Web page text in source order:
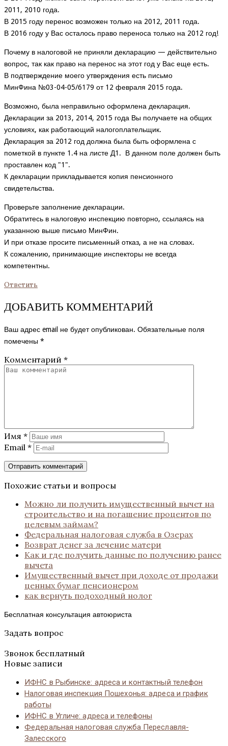
2011, 2010 года.
В 2015 году перенос возможен только на 2012, 2011 года.
В 2016 году у Вас осталось право переноса только на 2012 год!
Почему в налоговой не приняли декларацию — действительно
вопрос, так как право на перенос на этот год у Вас еще есть.
В подтверждение моего утверждения есть письмо
МинФина №03-04-05/6179 от 12 февраля 2015 года.
Возможно, была неправильно оформлена декларация.
Декларации за 2013, 2014, 2015 года Вы получаете на общих
условиях, как работающий налогоплательщик.
Декларация за 2012 год должна была быть оформлена с
пометкой в пункте 1.4 на листе Д1. В данном поле должен быть
проставлен код "1".
К декларации прикладывается копия пенсионного
свидетельства.
Проверьте заполнение декларации.
Обратитесь в налоговую инспекцию повторно, ссылаясь на
указанною выше письмо МинФин.
И при отказе просите письменный отказ, а не на словах.
К сожалению, принимающие инспекторы не всегда
компетентны.
Ответить
ДОБАВИТЬ КОММЕНТАРИЙ
Ваш адрес email не будет опубликован. Обязательные поля
помечены *
Комментарий *
Имя *
Email *
Похожие статьи и вопросы
Можно ли получить имущественный вычет на
строительство и на погашение процентов по
целевым займам?
Федеральная налоговая служба в Озерах
Возврат денег за лечение матери
Как и где получить данные по получению ранее
вычета
Имущественный вычет при доходе от продажи
ценных бумаг пенсионером
как вернуть подоходный нолог
Бесплатная консультация автоюриста
Задать вопрос
Звонок бесплатный
Новые записи
ИФНС в Рыбинске: адреса и контактный телефон
Налоговая инспекция Пошехонья: адреса и график
работы
ИФНС в Угличе: адреса и телефоны
Федеральная налоговая служба Переславля-
Залесского